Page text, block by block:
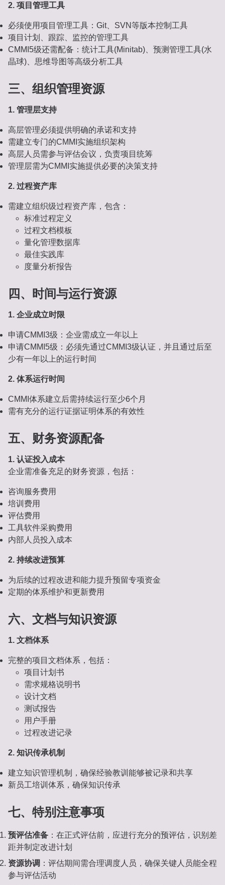
2. 项目管理工具
必须使用项目管理工具：Git、SVN等版本控制工具
项目计划、跟踪、监控的管理工具
CMMI5级还需配备：统计工具(Minitab)、预测管理工具(水
晶球)、思维导图等高级分析工具
三、组织管理资源
1. 管理层支持
高层管理必须提供明确的承诺和支持
需建立专门的CMMI实施组织架构
高层人员需参与评估会议，负责项目统筹
管理层需为CMMI实施提供必要的决策支持
2. 过程资产库
需建立组织级过程资产库，包含：
标准过程定义
过程文档模板
量化管理数据库
最佳实践库
度量分析报告
四、时间与运行资源
1. 企业成立时限
申请CMMI3级：企业需成立一年以上
申请CMMI5级：必须先通过CMMI3级认证，并且通过后至
少有一年以上的运行时间
2. 体系运行时间
CMMI体系建立后需持续运行至少6个月
需有充分的运行证据证明体系的有效性
五、财务资源配备
1. 认证投入成本
企业需准备充足的财务资源，包括：
咨询服务费用
培训费用
评估费用
工具软件采购费用
内部人员投入成本
2. 持续改进预算
为后续的过程改进和能力提升预留专项资金
定期的体系维护和更新费用
六、文档与知识资源
1. 文档体系
完整的项目文档体系，包括：
项目计划书
需求规格说明书
设计文档
测试报告
用户手册
过程改进记录
2. 知识传承机制
建立知识管理机制，确保经验教训能够被记录和共享
新员工培训体系，确保知识传承
七、特别注意事项
预评估准备 ：在正式评估前，应进行充分的预评估，识别差
距并制定改进计划
资源协调 ：评估期间需合理调度人员，确保关键人员能全程
参与评估活动